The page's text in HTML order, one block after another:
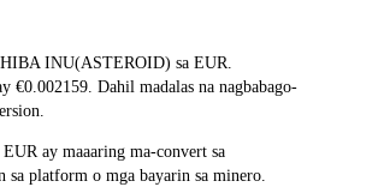
INU(ASTEROID) sa EUR.
€0.002159. Dahil madalas na nagbabago-
ay maaaring ma-convert sa
sa platform o mga bayarin sa minero.